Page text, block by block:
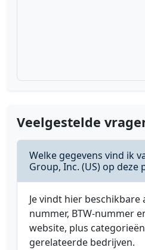
Veelgestelde
Welke gegevens vind ik
Group, Inc. (US) op deze
Je vindt hier beschikbare
nummer, BTW-nummer
website, plus
gerelateerde bedrijven.